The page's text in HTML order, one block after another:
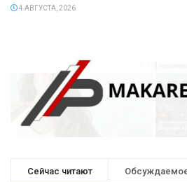
4 АВГУСТА, 2026
Сейчас читают